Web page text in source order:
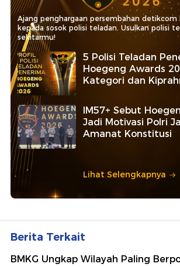
Ajang penghargaan persembahan detikcom
kepada sosok polisi teladan. Usulkan polisi
sekitarmu!
5 Polisi Teladan
Hoegeng Awards
Kategori dan
IM57+ Sebut
Jadi Motivasi Polri
Amanat Konstitusi
Lihat Selengkapnya
Berita Terkait
BMKG Ungkap Wilayah Paling